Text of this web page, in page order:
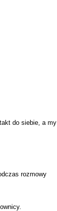
do siebie, a my
rozmowy